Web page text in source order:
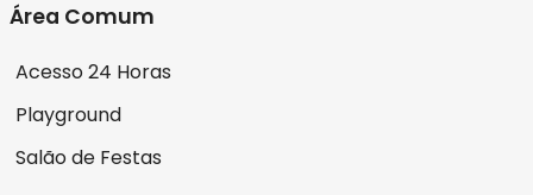
Área Comum
Acesso 24 Horas
Playground
Salão de Festas